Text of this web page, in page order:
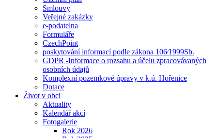
Smlouvy
Veřejné zakázky
e-podatelna
Formuláře
CzechPoint
poskytování informací podle zákona 106⁄1999Sb.
GDPR -Informace o rozsahu a účelu zpracovávaných
osobních údajů
Komplexní pozemkové úpravy v k.ú. Hořenice
Dotace
Život v obci
Aktuality
Kalendář akcí
Fotogalerie
Rok 2026